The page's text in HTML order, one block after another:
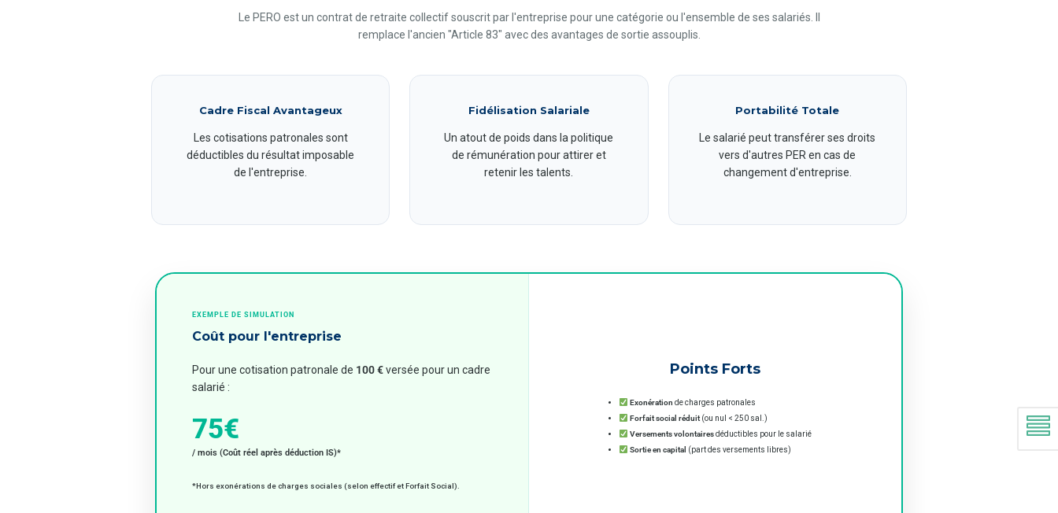
Le PERO est un contrat de retraite collectif souscrit par l'entreprise pour une catégorie ou l'ensemble de ses salariés. Il
remplace l'ancien "Article 83" avec des avantages de sortie assouplis.
Cadre Fiscal Avantageux
Les cotisations patronales sont
déductibles du résultat imposable
de l'entreprise.
Fidélisation Salariale
Un atout de poids dans la politique
de rémunération pour attirer et
retenir les talents.
Portabilité Totale
Le salarié peut transférer ses droits
vers d'autres PER en cas de
changement d'entreprise.
EXEMPLE DE SIMULATION
Coût pour l'entreprise
Pour une cotisation patronale de 100 €versée pour un cadre
salarié :
75€
/ mois (Coût réel après déduction IS)*
*Hors exonérations de charges sociales (selon effectif et Forfait Social).
Points Forts
Exonération de charges patronales
Forfait social réduit(ou nul < 250 sal.)
Versements volontairesdéductibles pour le salarié
Sortie en capital (part des versements libres)